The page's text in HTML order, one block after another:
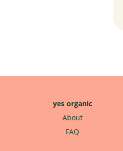
yes organic
About
FAQ